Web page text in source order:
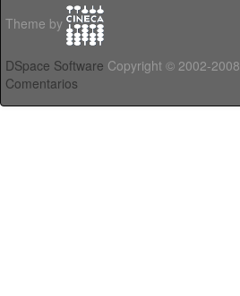
Theme by
DSpace Software Copyright © 2002-2008
Comentarios